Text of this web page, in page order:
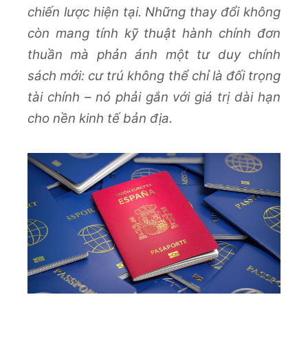
chiến lược hiện tại. Những thay đổi không
còn mang tính kỹ thuật hành chính đơn
thuần mà phản ánh một tư duy chính
sách mới: cư trú không thể chỉ là đối trọng
tài chính – nó phải gắn với giá trị dài hạn
cho nền kinh tế bản địa.